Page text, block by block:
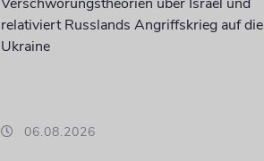
relativiert Russlands Angriffskrieg auf die
Ukraine
06.08.2026